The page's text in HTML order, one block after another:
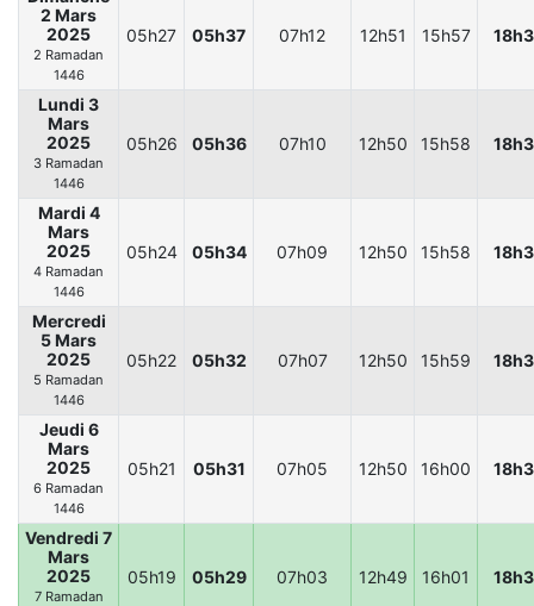
2 Mars
2025
2 Ramadan
1446
05h27 05h37 07h12 12h51 15h57
Lundi 3
Mars
2025
3 Ramadan
1446
05h26 05h36 07h10 12h50 15h58
Mardi 4
Mars
2025
4 Ramadan
1446
05h24 05h34 07h09 12h50 15h58
Mercredi
5 Mars
2025
5 Ramadan
1446
05h22 05h32 07h07 12h50 15h59
Jeudi 6
Mars
2025
6 Ramadan
1446
05h21 05h31 07h05 12h50 16h00
Vendredi 7
Mars
2025
7 Ramadan
05h19 05h29 07h03 12h49 16h01